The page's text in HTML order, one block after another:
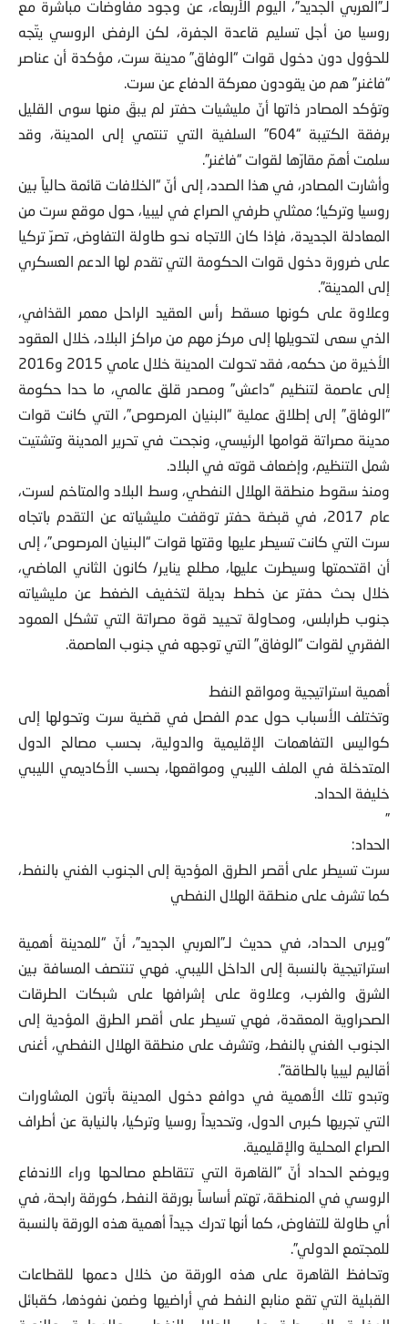
لـ”العربي الجديد”، اليوم الأربعاء، عن وجود مفاوضات مباشرة مع
روسيا من أجل تسليم قاعدة الجفرة، لكن الرفض الروسي يتّجه
للحؤول دون دخول قوات “الوفاق” مدينة سرت، مؤكدة أن عناصر
“فاغنر” هم من يقودون معركة الدفاع عن سرت.
وتؤكد المصادر ذاتها أنّ مليشيات حفتر لم يبقَ منها سوى القليل
برفقة الكتيبة “604” السلفية التي تنتمي إلى المدينة، وقد
سلمت أهمّ مقارّها لقوات “فاغنر”.
وأشارت المصادر، في هذا الصدد، إلى أنّ “الخلافات قائمة حالياً بين
روسيا وتركيا؛ ممثلي طرفي الصراع في ليبيا، حول موقع سرت من
المعادلة الجديدة، فإذا كان الاتجاه نحو طاولة التفاوض، تصرّ تركيا
على ضرورة دخول قوات الحكومة التي تقدم لها الدعم العسكري
إلى المدينة”.
وعلاوة على كونها مسقط رأس العقيد الراحل معمر القذافي،
الذي سعى لتحويلها إلى مركز مهم من مراكز البلاد، خلال العقود
الأخيرة من حكمه، فقد تحولت المدينة خلال عامي 2015 و2016
إلى عاصمة لتنظيم “داعش” ومصدر قلق عالمي، ما حدا حكومة
“الوفاق” إلى إطلاق عملية “البنيان المرصوص”، التي كانت قوات
مدينة مصراتة قوامها الرئيسي، ونجحت في تحرير المدينة وتشتيت
شمل التنظيم، وإضعاف قوته في البلاد.
ومنذ سقوط منطقة الهلال النفطي، وسط البلاد والمتاخم لسرت،
عام 2017، في قبضة حفتر توقفت مليشياته عن التقدم باتجاه
سرت التي كانت تسيطر عليها وقتها قوات “البنيان المرصوص”، إلى
أن اقتحمتها وسيطرت عليها، مطلع يناير/ كانون الثاني الماضي،
خلال بحث حفتر عن خطط بديلة لتخفيف الضغط عن مليشياته
جنوب طرابلس، ومحاولة تحييد قوة مصراتة التي تشكل العمود
الفقري لقوات “الوفاق” التي توجهه في جنوب العاصمة.
أهمية استراتيجية ومواقع النفط
وتختلف الأسباب حول عدم الفصل في قضية سرت وتحولها إلى
كواليس التفاهمات الإقليمية والدولية، بحسب مصالح الدول
المتدخلة في الملف الليبي ومواقعها، بحسب الأكاديمي الليبي
خليفة الحداد.
”
الحداد:
سرت تسيطر على أقصر الطرق المؤدية إلى الجنوب الغني بالنفط،
كما تشرف على منطقة الهلال النفطي
“ويرى الحداد، في حديث لـ”العربي الجديد”، أنّ “للمدينة أهمية
استراتيجية بالنسبة إلى الداخل الليبي. فهي تنتصف المسافة بين
الشرق والغرب، وعلاوة على إشرافها على شبكات الطرقات
الصحراوية المعقدة، فهي تسيطر على أقصر الطرق المؤدية إلى
الجنوب الغني بالنفط، وتشرف على منطقة الهلال النفطي، أغنى
أقاليم ليبيا بالطاقة”.
وتبدو تلك الأهمية في دوافع دخول المدينة بأتون المشاورات
التي تجريها كبرى الدول، وتحديداً روسيا وتركيا، بالنيابة عن أطراف
الصراع المحلية والإقليمية.
ويوضح الحداد أنّ “القاهرة التي تتقاطع مصالحها وراء الاندفاع
الروسي في المنطقة، تهتم أساساً بورقة النفط، كورقة رابحة، في
أي طاولة للتفاوض، كما أنها تدرك جيداً أهمية هذه الورقة بالنسبة
للمجتمع الدولي”.
وتحافظ القاهرة على هذه الورقة من خلال دعمها للقطاعات
القبلية التي تقع منابع النفط في أراضيها وضمن نفوذها، كقبائل